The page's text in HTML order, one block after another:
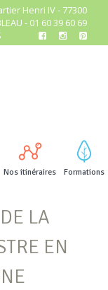
Henri IV - 77300
- 01 60 39 60 69
Nos itinéraires Formations
LA
EN